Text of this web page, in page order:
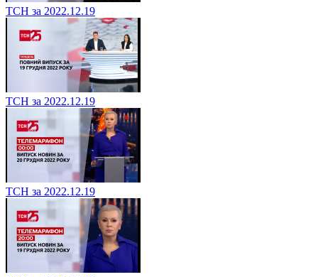
ТСН за 2022.12.19
ТСН за 2022.12.19
ТСН за 2022.12.19